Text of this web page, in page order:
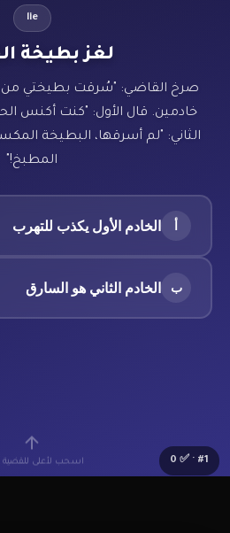
lie
لغز بطيخة
صرخ القاضي: "سُرقت بطيختي من
خادمين. قال الأول: "كنت أكنس
الثاني: "لم أسرقها، البطيخة
المطبخ!"
الخادم الأول يكذب للتهرب
ب الخادم الثاني هو السارق
اسحب لأعلى للقضية #1
· ✅
0